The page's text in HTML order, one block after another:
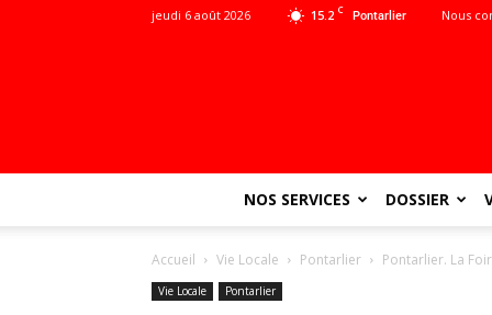
15.2 C Pontarlier
jeudi 6 août 2026 Nous
NOS SERVICES DOSSIER
Accueil Vie Locale Pontarlier Pontarlier. La
Vie Locale Pontarlier